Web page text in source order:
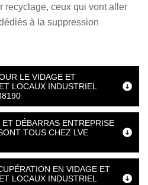
recyclage, ceux qui vont aller
à la suppression
LE VIDAGE ET
LOCAUX INDUSTRIEL
DÉBARRAS ENTREPRISE
TOUS CHEZ LVE
EN VIDAGE ET
LOCAUX INDUSTRIEL